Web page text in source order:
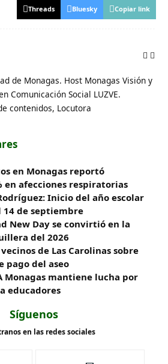
Threads Bluesky Copiar link
de Monagas. Host Monagas Visión y
Comunicación Social LUZVE.
contenidos, Locutora
en Monagas reportó
en afecciones respiratorias
Inicio del año escolar
14 de septiembre
New Day se convirtió en la
del 2026
de Las Carolinas sobre
pago del aseo
Monagas mantiene lucha por
educadores
Síguenos
en las redes sociales